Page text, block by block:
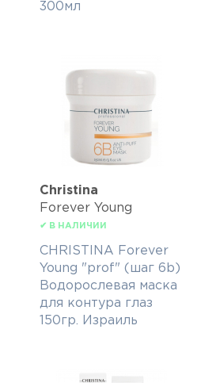
300мл
Christina
Forever Young
✔ В НАЛИЧИИ
CHRISTINA Forever
Young "prof" (шаг 6b)
Водорослевая маска
для контура глаз
150гр. Израиль